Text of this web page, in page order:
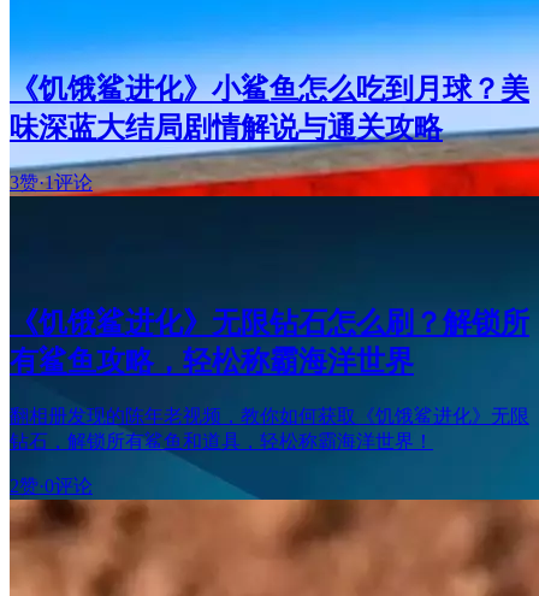
《饥饿鲨进化》小鲨鱼怎么吃到月球？美
味深蓝大结局剧情解说与通关攻略
3赞·1评论
《饥饿鲨进化》无限钻石怎么刷？解锁所
有鲨鱼攻略，轻松称霸海洋世界
翻相册发现的陈年老视频，教你如何获取《饥饿鲨进化》无限
钻石，解锁所有鲨鱼和道具，轻松称霸海洋世界！
2赞·0评论